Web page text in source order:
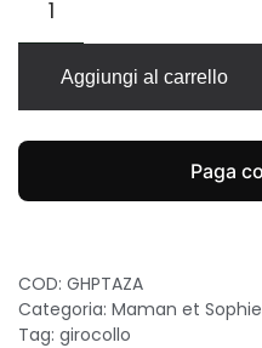
Maman
et
Sophie
Pietre
Preziose
in
rosa
quantità
Aggiungi al carrello
COD: GHPTAZA
Categoria: Maman et Sophie
Tag: girocollo